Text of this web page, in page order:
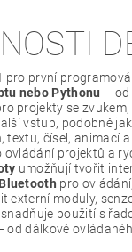
pro první
nebo Pythonu – od
projekty se
vstup, podobně
textu, čísel, animací a
ovládání projektů a
umožňují tvořit
pro
externí moduly,
použití s
od dálkově